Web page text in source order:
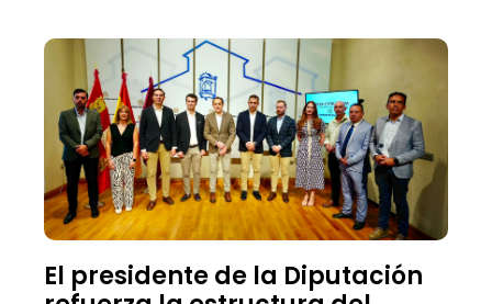
El presidente de la Diputación